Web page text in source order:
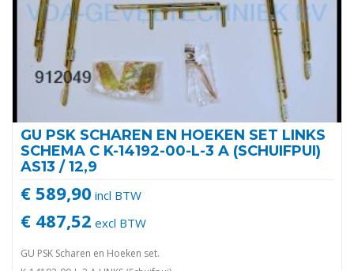
GU PSK SCHAREN EN HOEKEN SET LINKS
SCHEMA C K-14192-00-L-3 A (SCHUIFPUI)
AS13 / 12,9
€ 589,90 incl BTW
€ 487,52 excl BTW
GU PSK Scharen en Hoeken set.